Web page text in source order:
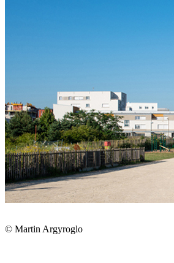
© Martin Argyroglo